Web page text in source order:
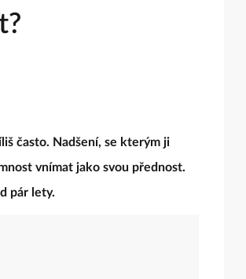
často. Nadšení, se kterým ji
vnímat jako svou přednost.
pár lety.